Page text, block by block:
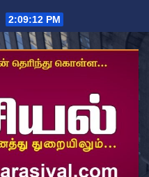
2:09:13 PM